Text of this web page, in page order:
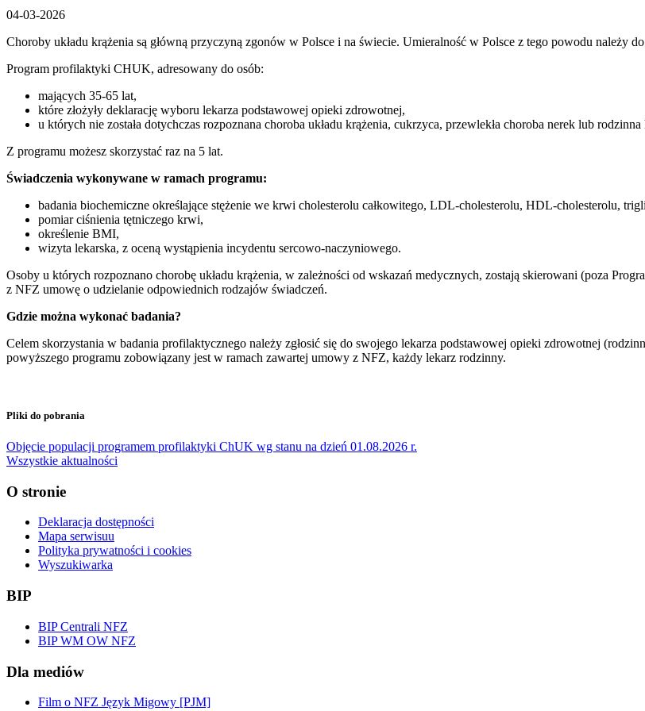
04-03-2026
Choroby układu krążenia są główną przyczyną zgonów w Polsce i na świecie. Umieralność w Polsce z tego powodu należy
Program profilaktyki CHUK, adresowany do osób:
mających 35-65 lat,
które złożyły deklarację wyboru lekarza podstawowej opieki zdrowotnej,
u których nie została dotychczas rozpoznana choroba układu krążenia, cukrzyca, przewlekła choroba nerek lub
Z programu możesz skorzystać raz na 5 lat.
Świadczenia wykonywane w ramach programu:
badania biochemiczne określające stężenie we krwi cholesterolu całkowitego, LDL-cholesterolu, HDL-cholesterolu,
pomiar ciśnienia tętniczego krwi,
określenie BMI,
wizyta lekarska, z oceną wystąpienia incydentu sercowo-naczyniowego.
Osoby u których rozpoznano chorobę układu krążenia, w zależności od wskazań medycznych, zostają skierowani (poza
z NFZ umowę o udzielanie odpowiednich rodzajów świadczeń.
Gdzie można wykonać badania?
Celem skorzystania w badania profilaktycznego należy zgłosić się do swojego lekarza podstawowej opieki zdrowotnej
powyższego programu zobowiązany jest w ramach zawartej umowy z NFZ, każdy lekarz rodzinny.
Pliki do pobrania
Objęcie populacji programem profilaktyki ChUK wg stanu na dzień 01.08.2026 r.
Wszystkie aktualności
O stronie
Deklaracja dostępności
Mapa serwisuu
Polityka prywatności i cookies
Wyszukiwarka
BIP
BIP Centrali NFZ
BIP WM OW NFZ
Dla mediów
Film o NFZ Język Migowy [PJM]